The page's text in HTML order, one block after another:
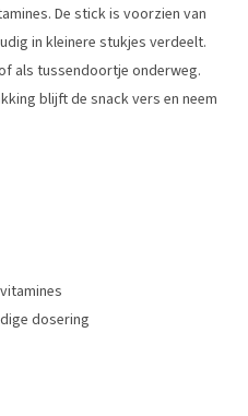
De stick is voorzien van
in kleinere stukjes verdeelt.
als tussendoortje onderweg.
blijft de snack vers en neem
dosering